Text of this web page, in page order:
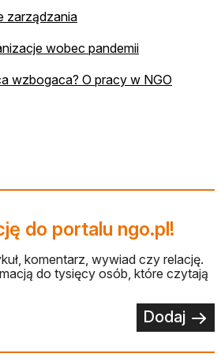
zarządzania
wobec pandemii
wzbogaca? O pracy w NGO
do portalu ngo.pl!
komentarz, wywiad czy relację.
do tysięcy osób, które czytają
Dodaj